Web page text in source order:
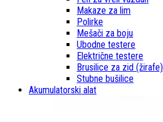
Makaze za lim
Polirke
Mešači za boju
Ubodne testere
Električne testere
Brusilice za zid (žirafe)
Stubne bušilice
Akumulatorski alat